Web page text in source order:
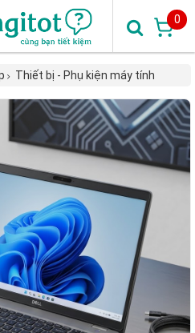
0
Thiết bị - Phụ kiện máy tính